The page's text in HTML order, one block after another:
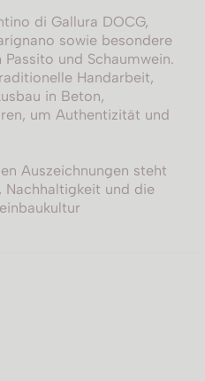
di Gallura DOCG,
sowie besondere
und Schaumwein.
Handarbeit,
in Beton,
um Authentizität und
Auszeichnungen steht
Nachhaltigkeit und die